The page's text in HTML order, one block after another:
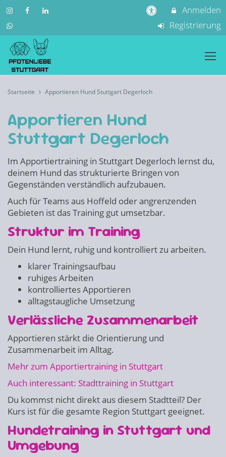
Anmelden
Registrierung
Startseite Apportieren Hund Stuttgart Degerloch
Apportieren Hund
Stuttgart Degerloch
Im Apportiertraining in Stuttgart Degerloch lernst du,
deinem Hund das strukturierte Bringen von
Gegenständen verständlich aufzubauen.
Auch für Teams aus Hoffeld oder angrenzenden
Gebieten ist das Training gut umsetzbar.
Struktur im Training
Dein Hund lernt, ruhig und kontrolliert zu arbeiten.
klarer Trainingsaufbau
ruhiges Arbeiten
kontrolliertes Apportieren
alltagstaugliche Umsetzung
Verlässliche Zusammenarbeit
Apportieren stärkt die Orientierung und
Zusammenarbeit im Alltag.
Mehr zum Apportiertraining in Stuttgart
Auch interessant: Stadttraining in Stuttgart
Du kommst nicht direkt aus diesem Stadtteil? Der
Kurs ist für die gesamte Region Stuttgart geeignet.
Hundetraining in Stuttgart und
Umgebung